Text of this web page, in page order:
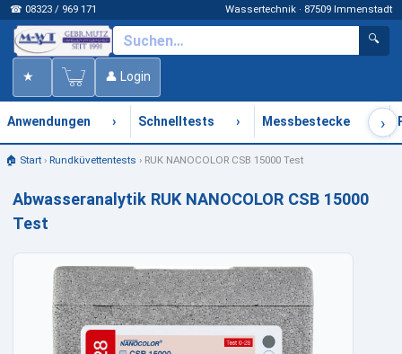
☎ 08323 / 969 171 Wassertechnik · 87509 Immenstadt
🔍
★ 👤 Login
Anwendungen › Schnelltests › Messbestecke ›
🏠 Start› Rundküvettentests › RUK NANOCOLOR CSB 15000 Test
Abwasseranalytik RUK NANOCOLOR CSB 15000
Test